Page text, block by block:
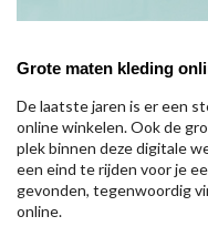
Grote maten kleding
De laatste jaren is er een
online winkelen. Ook de
plek binnen deze digitale
een eind te rijden voor je
gevonden, tegenwoordig
online.